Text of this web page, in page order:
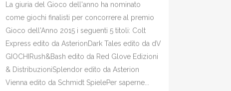
La giuria del Gioco dell'anno​ ha nominato
come giochi finalisti per concorrere al premio
Gioco dell'Anno 2015 i seguenti 5 titoli: Colt
Express edito da Asterion​ Dark Tales edito da dV
GIOCHI​ Rush&Bash edito da Red Glove Edizioni
& Distribuzioni​ Splendor edito da Asterion
Vienna edito da Schmidt Spiele​ Per saperne...